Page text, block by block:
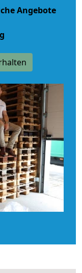
Angebote